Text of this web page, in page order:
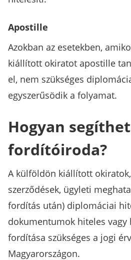
Apostille
Azokban az esetekben,
kiállított okiratot apostille
el, nem szükséges
egyszerűsödik a folyamat.
Hogyan
fordítóiroda?
A külföldön kiállított
szerződések, ügyleti
fordítás után) diplomáciai
dokumentumok hiteles vagy
fordítása szükséges a jogi
Magyarországon.